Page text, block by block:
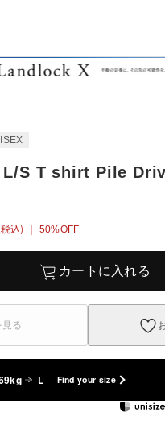
L/S T shirt Pile
込) ｜ 50%OFF
カートに入れる
る
L Find your size